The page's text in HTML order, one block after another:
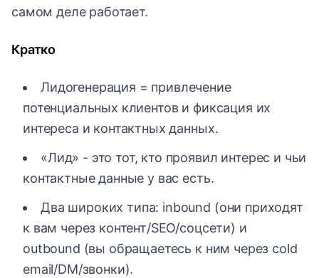
самом деле работает.
Кратко
Лидогенерация = привлечение
потенциальных клиентов и фиксация их
интереса и контактных данных.
«Лид» - это тот, кто проявил интерес и чьи
контактные данные у вас есть.
Два широких типа: inbound (они приходят
к вам через контент/SEO/соцсети) и
outbound (вы обращаетесь к ним через cold
email/DM/звонки).